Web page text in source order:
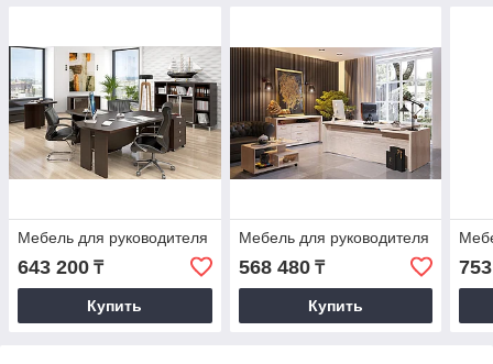
Мебель для руководителя
643 200 ₸
Купить
Мебель для руководителя
568 480₸
Купить